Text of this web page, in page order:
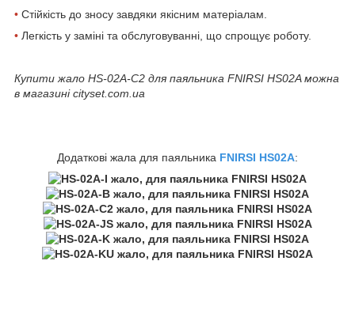
• Стійкість до зносу завдяки якісним матеріалам.
• Легкість у заміні та обслуговуванні, що спрощує роботу.
Купити жало HS-02A-C2 для паяльника FNIRSI HS02A можна
в магазині cityset.com.ua
Додаткові жала для паяльника FNIRSI HS02A: